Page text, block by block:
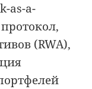
as-a-
(RWA),